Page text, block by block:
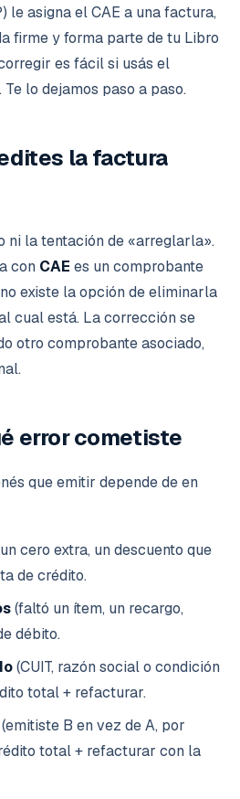
le asigna el CAE a una factura,
firme y forma parte de tu Libro
es fácil si usás el
lo dejamos paso a paso.
la factura
ni la tentación de «arreglarla».
con CAE es un comprobante
existe la opción de eliminarla
cual está. La corrección se
otro comprobante asociado,
error cometiste
que emitir depende de en
cero extra, un descuento que
de crédito.
(faltó un ítem, un recargo,
débito.
(CUIT, razón social o condición
total + refacturar.
(emitiste B en vez de A, por
total + refacturar con la